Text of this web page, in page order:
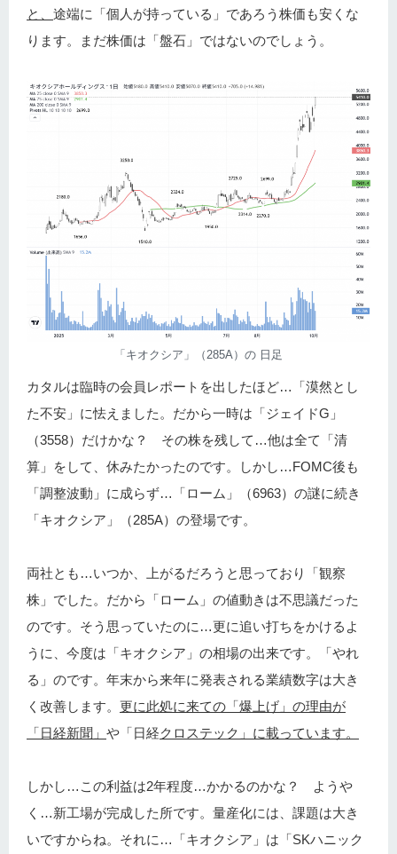
と、 途端に「個人が持っている」であろう株価も安くな
ります。まだ株価は「盤石」ではないのでしょう。
「キオクシア」（285A）の 日足
カタルは臨時の会員レポートを出したほど…「漠然とし
た不安」に怯えました。だから一時は「ジェイドG」
（3558）だけかな？ その株を残して…他は全て「清
算」をして、休みたかったのです。しかし…FOMC後も
「調整波動」に成らず…「ローム」（6963）の謎に続き
「キオクシア」（285A）の登場です。
両社とも…いつか、上がるだろうと思っており「観察
株」でした。だから「ローム」の値動きは不思議だった
のです。そう思っていたのに…更に追い打ちをかけるよ
うに、今度は「キオクシア」の相場の出来です。「やれ
る」のです。年末から来年に発表される業績数字は大き
く改善します。 更に此処に来ての「爆上げ」の理由が
「日経新聞」 や「日経クロステック」に載っています。
しかし…この利益は2年程度…かかるのかな？ ようや
く…新工場が完成した所です。量産化には、課題は大き
いですからね。それに…「キオクシア」は「SKハニック